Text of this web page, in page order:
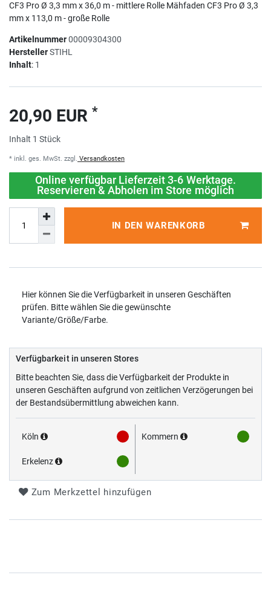
CF3 Pro Ø 3,3 mm x 36,0 m - mittlere Rolle Mähfaden CF3 Pro Ø 3,3
mm x 113,0 m - große Rolle
Artikelnummer00009304300
HerstellerSTIHL
Inhalt: 1
20,90 EUR*
Inhalt 1 Stück
* inkl. ges. MwSt. zzgl. Versandkosten
Online verfügbar Lieferzeit 3-6 Werktage.
Reservieren & Abholen im Store möglich
IN DEN WARENKORB
Hier können Sie die Verfügbarkeit in unseren Geschäften
prüfen. Bitte wählen Sie die gewünschte
Variante/Größe/Farbe.
Verfügbarkeit in unseren Stores
Bitte beachten Sie, dass die Verfügbarkeit der Produkte in
unseren Geschäften aufgrund von zeitlichen Verzögerungen bei
der Bestandsübermittlung abweichen kann.
Köln Kommern
Erkelenz
Zum Merkzettel hinzufügen